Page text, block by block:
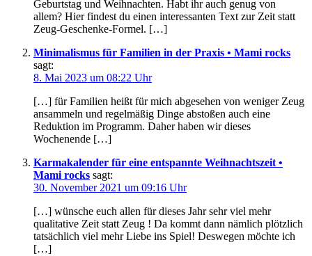
Geburtstag und Weihnachten. Habt ihr auch genug von
allem? Hier findest du einen interessanten Text zur Zeit statt
Zeug-Geschenke-Formel. […]
Minimalismus für Familien in der Praxis • Mami rocks
sagt:
8. Mai 2023 um 08:22 Uhr
[…] für Familien heißt für mich abgesehen von weniger Zeug
ansammeln und regelmäßig Dinge abstoßen auch eine
Reduktion im Programm. Daher haben wir dieses
Wochenende […]
Karmakalender für eine entspannte Weihnachtszeit •
Mami rocks sagt:
30. November 2021 um 09:16 Uhr
[…] wünsche euch allen für dieses Jahr sehr viel mehr
qualitative Zeit statt Zeug ! Da kommt dann nämlich plötzlich
tatsächlich viel mehr Liebe ins Spiel! Deswegen möchte ich
[…]